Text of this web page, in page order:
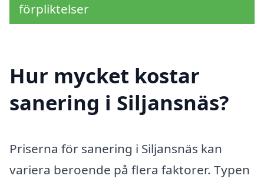
förpliktelser
Hur mycket kostar
sanering i Siljansnäs?
Priserna för sanering i Siljansnäs kan
variera beroende på flera faktorer. Typen